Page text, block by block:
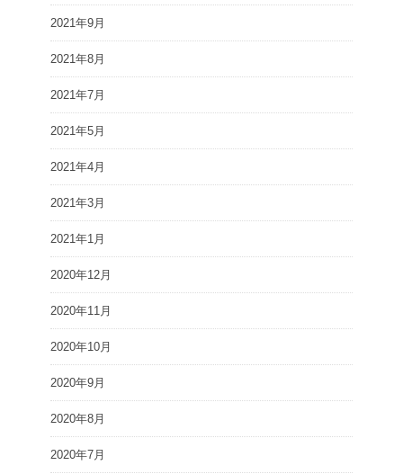
2021年9月
2021年8月
2021年7月
2021年5月
2021年4月
2021年3月
2021年1月
2020年12月
2020年11月
2020年10月
2020年9月
2020年8月
2020年7月